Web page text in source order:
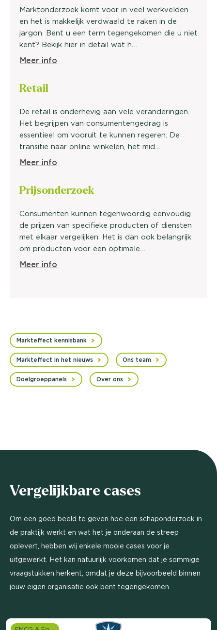
Marktonderzoek komt voor in veel werkvelden
en het is makkelijk verdwaald te raken in de
jargon. Bent u een term tegengekomen die u niet
kent? Bekijk hier in detail wat h…
Meer info
Retail
De retail is onderhevig aan vele veranderingen.
Het begrijpen van consumentengedrag is
essentieel om vooruit te kunnen regeren. De
transitie naar online winkelen, het mid…
Meer info
Prijsonderzoek
Consumenten kunnen tegenwoordig eenvoudig
de prijzen van specifieke producten of diensten
met elkaar vergelijken. Het is dan ook belangrijk
om producten voor een optimale…
Meer info
Markteffect kennisbank
Markteffect in het nieuws Ons team
Doelgroeppanels Over ons
Vergelijkbare cases
Om een goed beeld te geven hoe een schaponderzoek in
de praktijk werkt en wat het je onderaan de streep
oplevert, hebben wij enkele mooie cases voor je
uitgewerkt. Het kan natuurlijk voorkomen dat je sommige
vraagstukken herkent, omdat je deze bijvoorbeeld binnen
jouw eigen organisatie ook bent tegengekomen.